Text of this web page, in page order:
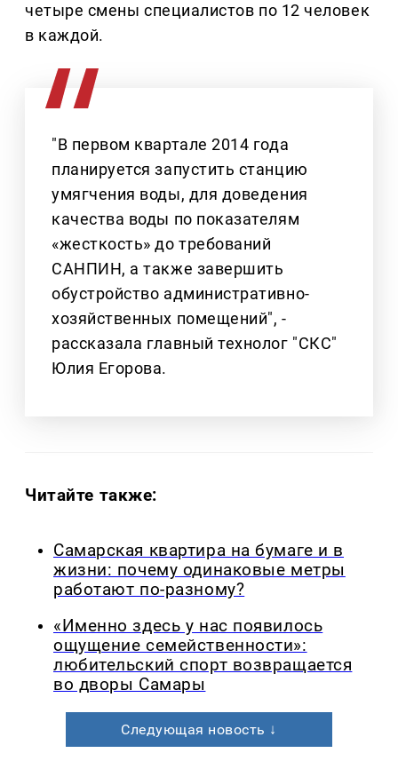
четыре смены специалистов по 12 человек
в каждой.
"В первом квартале 2014 года
планируется запустить станцию
умягчения воды, для доведения
качества воды по показателям
«жесткость» до требований
САНПИН, а также завершить
обустройство административно-
хозяйственных помещений", -
рассказала главный технолог "СКС"
Юлия Егорова.
Читайте также:
Самарская квартира на бумаге и в
жизни: почему одинаковые метры
работают по-разному?
«Именно здесь у нас появилось
ощущение семейственности»:
любительский спорт возвращается
во дворы Самары
Следующая новость ↓